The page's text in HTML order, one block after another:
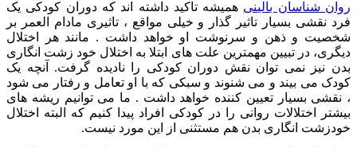
روان شناسان بالینی همیشه تاکید داشته اند که دوران کودکی یک
فرد نقشی بسیار تاثیر گذار و خیلی مواقع ، تاثیری مادام العمر بر
شخصیت و ذهن و سرنوشت او خواهد داشت . مانند هر اختلال
دیگری، در تبیین مهمترین علت های ابتلا به اختلال خود زشت انگاری
بدن نیز نمی توان نقش دوران کودکی را نادیده گرفت. آنچه یک
کودک می بیند و می شنوند و سبکی که با او تعامل و رفتار می شود
، نقشی بسیار تعیین کننده خواهد داشت . ما می توانیم ریشه های
بیشتر اختلالات روانی را در کودکی افراد پیدا کنیم که البته اختلال
خودزشت انگاری بدن هم مستثنی از این مورد نیست.